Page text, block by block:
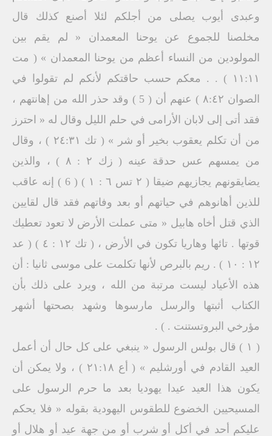
وعبدى أيوب يصلى من أجلكم لئلا أصنع كذلك قال
مخلصنا للجموع عن يوحنا المعمدان « لم يقم بين
المولودين من النساء أعظم من يوحنا المعمدان » ( مت
۱۱:۱۱ ) . . معكم حسب حاقتكم لأنكم لم تقولوا في
الصوان ٨:٤٢ ) عنهم أن ( 5 ) وقد حذر الله من إهانتهم ،
فقد أتى إلى لابان الأرامى في حلم الليل وقال له « احترز
من أن تكلم يعقوب بخير أو شر » ( تك ٢٤:٣١ ) ، وقال
من يمسهم عس حدقة عينه ( زك ٢ : ٨ ) ، والذين
يضايقونهم يجازيهم ضيقا ( ۲ تس ٦ : ١ ) ( 6 ) إنه عاقب
للذين أهانوهم في حياتهم أو بعد وفاتهم فقد قال لقايين
الذي قتل أخاه هابيل « متى عملت الأرض لا تعود تعطيك
قوتها . تائها وهاريا تكون في الأرض ، ( تك ١٢ : ٤ ) ( عد
۱۲ : ۱۰ ) . ريم بالبرص لأنها تكلمت على موسى ثانيا : أن
هذه الأعياد ليست مرتبة من الله ، ويرد على ذلك بأن
الكتاب أثبتها والرسل مارسوها وشهد بصحتها أشهر
مؤرخي البروتستنت . ) .
( ۱ ) قال بولس الرسول « ينبغي على كل حال أن أعمل
العيد القادم في أورشليم » ( أع ۲۱:۱۸ ) ، ولا يمكن أن
يكون هذا العيد عيدا يهوديا بعد ما حرم الرسول على
المسيحيين الخضوع للطقوس اليهودية بقوله « فلا يحكم
عليكم أحد في أكل أو شرب أو من جهة عيد أو هلال أو